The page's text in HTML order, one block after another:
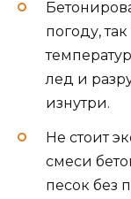
погоду,
лед и
изнутри.
Не стоит
смеси
песок без